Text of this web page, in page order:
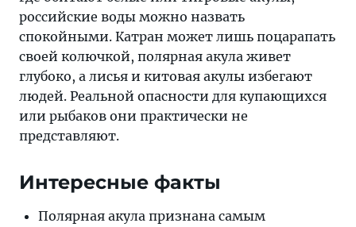
российские воды можно назвать
спокойными. Катран может лишь поцарапать
своей колючкой, полярная акула живет
глубоко, а лисья и китовая акулы избегают
людей. Реальной опасности для купающихся
или рыбаков они практически не
представляют.
Интересные факты
Полярная акула признана самым